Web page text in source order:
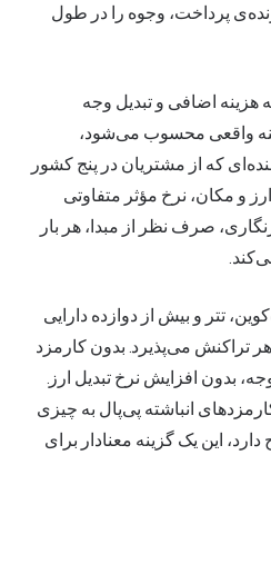
پرداخت، وجوه را در طول
هزینه اضافی و تبدیل وجه
واقعی محسوب می‌شود،
که از مشتریان در پنج کشور
و مکان، نرخ مؤثر متفاوتی
صرف نظر از مبدا، هر بار
تتر و بیش از دوازده دارایی
ثابت ۰.۵٪ برای هر تراکنش می‌پذیرد. بدون کارمزد
بدون افزایش نرخ تبدیل ارز.
انباشته پی‌پال به چیزی
این یک گزینه معنادار برای